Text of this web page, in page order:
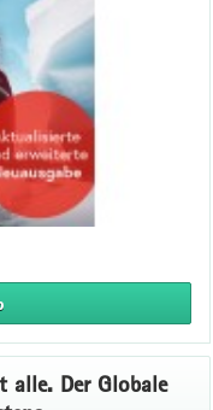
alle. Der Globale